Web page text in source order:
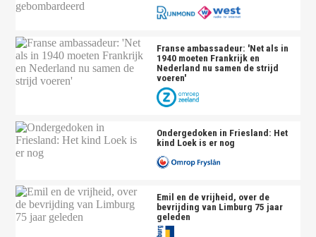
Franse ambassadeur: 'Net als in
1940 moeten Frankrijk en
Nederland nu samen de strijd
voeren'
Ondergedoken in Friesland: Het
kind Loek is er nog
Emil en de vrijheid, over de
bevrijding van Limburg 75 jaar
geleden